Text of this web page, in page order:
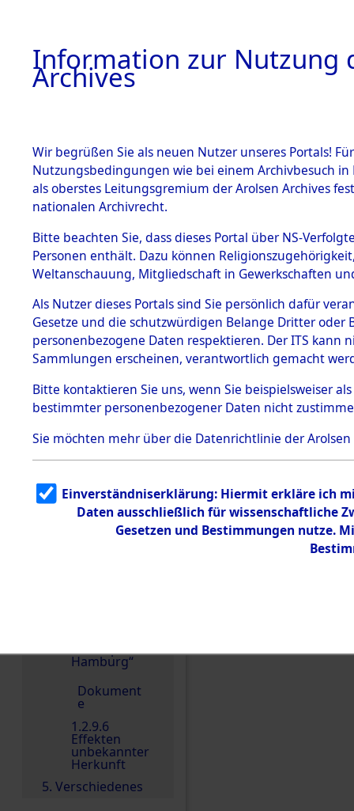
BESTÄNDE
1.
Inhaftierungsdoku
mente
1.2.9 Beim ITS
Effekten
1.2.9.1
Effekten aus
dem KZ
Dachau
1.2.9.2
Effekten aus
dem KZ
Bayerisches
1.2.9.3
Effekten aus
dem KZ
Neuengamm
Hamburg“
Dokument
e
1.2.9.6
Effekten
unbekannter
Herkunft
5. Verschiedenes
0027
Information zur Nutzung
Archives
Wir begrüßen Sie als neuen Nutzer unseres Portals!
Nutzungsbedingungen wie bei einem Archivbesuch
als oberstes Leitungsgremium der Arolsen Archives
nationalen Archivrecht.
Bitte beachten Sie, dass dieses Portal über NS-
Personen enthält. Dazu können
Weltanschauung, Mitgliedschaft in Gewerkschaften
Als Nutzer dieses Portals sind Sie persönlich dafür
Gesetze und die schutzwürdigen Belange Dritter
personenbezogene Daten respektieren. Der ITS
Sammlungen erscheinen, verantwortlich gemacht
Bitte kontaktieren Sie uns, wenn Sie beispielsweiser
bestimmter personenbezogener Daten nicht
Sie möchten mehr über die Datenrichtlinie der Arolsen
Einverständniserklärung: Hiermit erkläre ich
Daten ausschließlich für wissenschaftliche
Gesetzen und Bestimmungen nutze.